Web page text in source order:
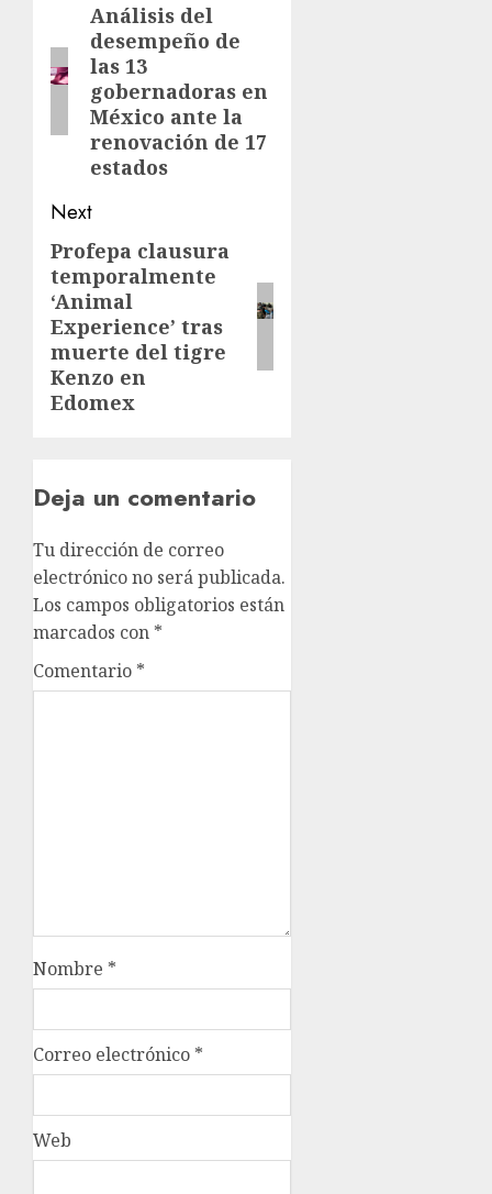
Análisis del
desempeño de
las 13
gobernadoras en
México ante la
renovación de 17
estados
Next
Profepa clausura
temporalmente
‘Animal
Experience’ tras
muerte del tigre
Kenzo en
Edomex
Deja un comentario
Tu dirección de correo
electrónico no será publicada.
Los campos obligatorios están
marcados con *
Comentario *
Nombre *
Correo electrónico *
Web